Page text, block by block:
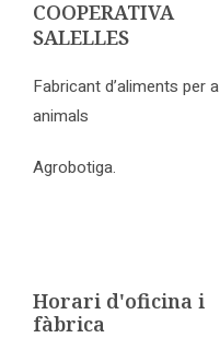
COOPERATIVA
SALELLES
Fabricant d’aliments per a
animals
Agrobotiga.
Horari d'oficina i
fàbrica